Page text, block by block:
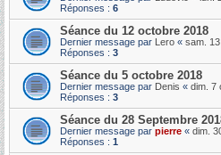
Réponses : 6
Séance du 12 octobre 2018
Dernier message par Lero « sam.
Réponses : 3
Séance du 5 octobre 2018
Dernier message par Denis « dim. 7
Réponses : 3
Séance du 28 Septembre
Dernier message par pierre « dim.
Réponses : 1